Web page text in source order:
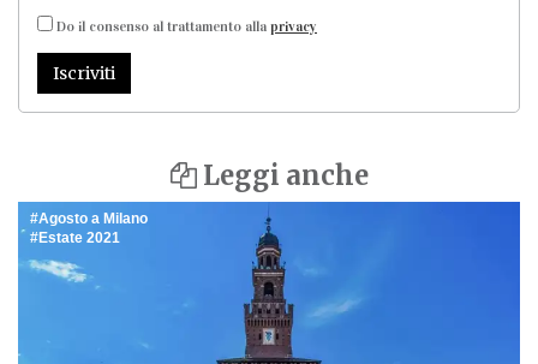
Do il consenso al trattamento alla privacy
Iscriviti
Leggi anche
Agosto a Milano
Estate 2021